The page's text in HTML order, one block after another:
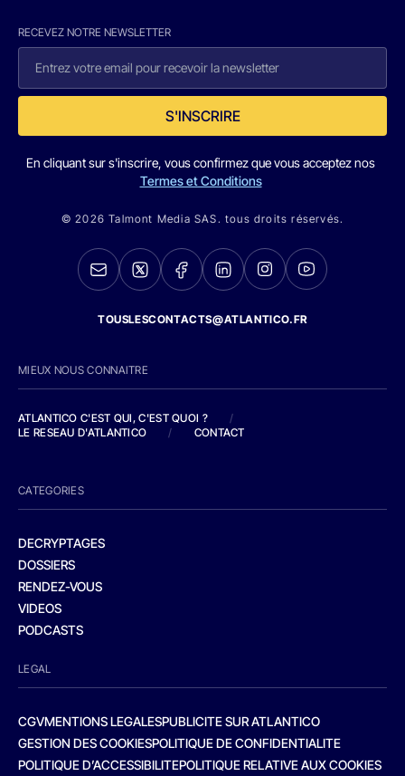
RECEVEZ NOTRE NEWSLETTER
S'INSCRIRE
En cliquant sur s'inscrire, vous confirmez que vous acceptez nos
Termes et Conditions
© 2026 Talmont Media SAS. tous droits réservés.
TOUSLESCONTACTS@ATLANTICO.FR
MIEUX NOUS CONNAITRE
ATLANTICO C'EST QUI, C'EST QUOI ?
/
LE RESEAU D'ATLANTICO
/ CONTACT
CATEGORIES
DECRYPTAGES
DOSSIERS
RENDEZ-VOUS
VIDEOS
PODCASTS
LEGAL
CGVMENTIONS LEGALESPUBLICITE SUR ATLANTICO
GESTION DES COOKIESPOLITIQUE DE CONFIDENTIALITE
POLITIQUE D’ACCESSIBILITEPOLITIQUE RELATIVE AUX COOKIES